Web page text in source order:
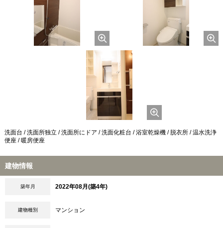
洗面台 / 洗面所独立 / 洗面所にドア / 洗面化粧台 / 浴室乾燥機 / 脱衣所 / 温水洗浄
便座 / 暖房便座
建物情報
築年月 2022年08月(築4年)
建物種別 マンション